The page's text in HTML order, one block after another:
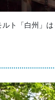
ト「白州」